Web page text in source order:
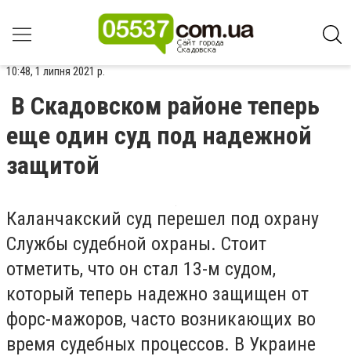
10:48, 1 липня 2021 р.
В Скадовском районе теперь
еще один суд под надежной
защитой
Каланчакский суд перешел под охрану
Службы судебной охраны. Стоит
отметить, что он стал 13-м судом,
который теперь надежно защищен от
форс-мажоров, часто возникающих во
время судебных процессов. В Украине